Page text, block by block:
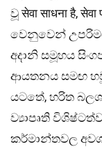
වූ सेवा साधना है, सेवा
වෙනුවෙන්
අදානි සමූහය
ආයතනය සමඟ
යටතේ, හරිත
ව්‍යාපෘති
කර්මාන්තවල